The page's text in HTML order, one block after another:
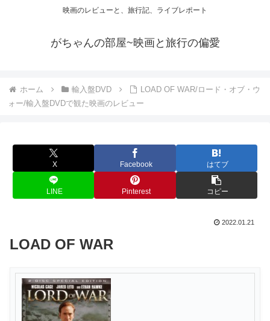
映画のレビューと、旅行記、ライブレポート
がちゃんの部屋~映画と旅行の偏愛
ホーム 輸入盤DVD
LOAD OF WAR/ロード・オブ・ウ
ォー/輸入盤DVDで観た映画のレビュー
X Facebook はてブ
LINE Pinterest コピー
2022.01.21
LOAD OF WAR